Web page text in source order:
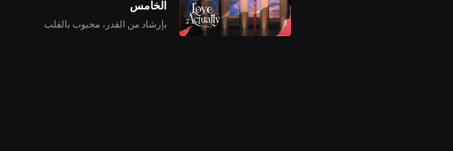
الخامس
بإرشاد من القدر، محبوب بالقلب